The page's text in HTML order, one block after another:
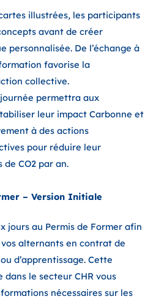
illustrées, les participants
avant de créer
personnalisée. De l’échange à
favorise la
collective.
permettra aux
leur impact Carbonne et
à des actions
pour réduire leur
CO2 par an.
– Version Initiale
jours au Permis de Former afin
vos alternants en contrat de
d’apprentissage. Cette
le secteur CHR vous
nécessaires sur les